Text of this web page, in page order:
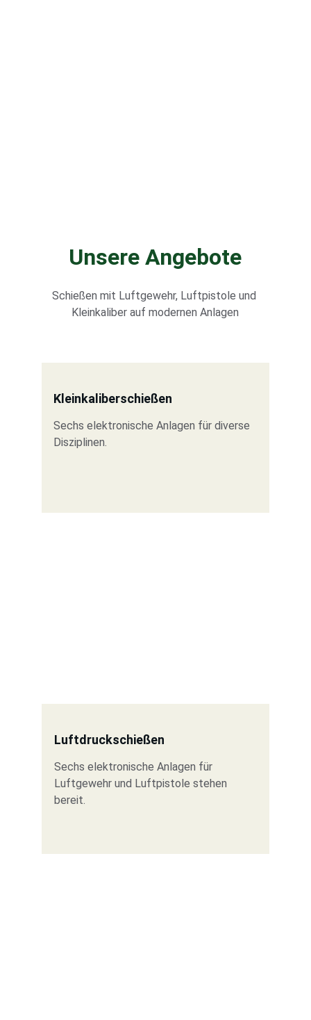
Unsere Angebote
Schießen mit Luftgewehr, Luftpistole und
Kleinkaliber auf modernen Anlagen
Luftdruckschießen
Sechs elektronische Anlagen für
Luftgewehr und Luftpistole stehen
bereit.
Kleinkaliberschießen
Sechs elektronische Anlagen für diverse
Disziplinen.